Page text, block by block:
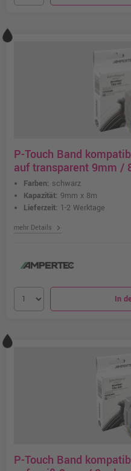
P-Touch Band
auf transparent 9mm /
Farben: schwarz
Kapazität: 9mm x 8m
Lieferzeit: 1-2 Werktage
mehr Details chevron_right
In
P-Touch Band